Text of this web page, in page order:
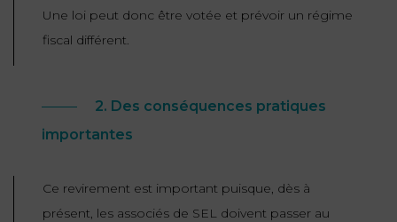
Une loi peut donc être votée et prévoir un régime
fiscal différent.
2. Des conséquences pratiques
importantes
Ce revirement est important puisque, dès à
présent, les associés de SEL doivent passer au